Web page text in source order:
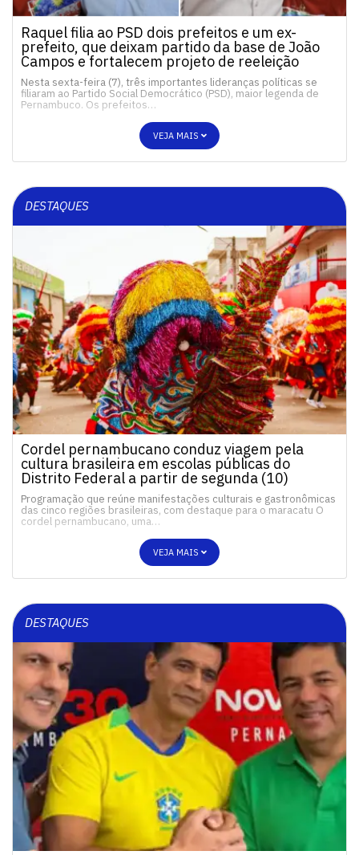
Raquel filia ao PSD dois prefeitos e um ex-
prefeito, que deixam partido da base de João
Campos e fortalecem projeto de reeleição
Nesta sexta-feira (7), três importantes lideranças políticas se
filiaram ao Partido Social Democrático (PSD), maior legenda de
Pernambuco. Os prefeitos…
VEJA MAIS
DESTAQUES
Cordel pernambucano conduz viagem pela
cultura brasileira em escolas públicas do
Distrito Federal a partir de segunda (10)
Programação que reúne manifestações culturais e gastronômicas
das cinco regiões brasileiras, com destaque para o maracatu O
cordel pernambucano, uma…
VEJA MAIS
DESTAQUES